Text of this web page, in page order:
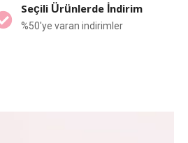
Seçili Ürünlerde İndirim
%50'ye varan indirimler